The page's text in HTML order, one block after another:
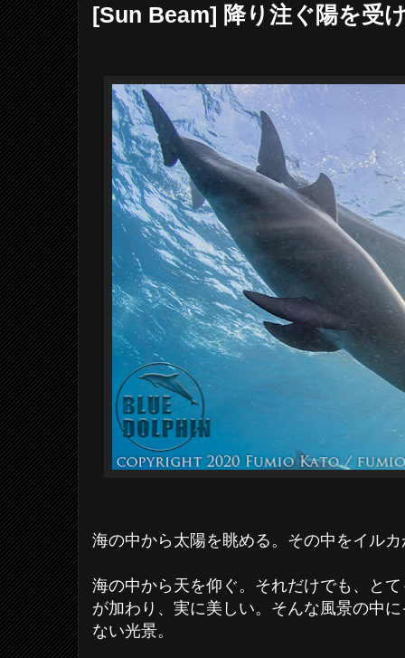
[Sun Beam] 降り注ぐ陽を受
海の中から太陽を眺める。その中をイル
海の中から天を仰ぐ。それだけでも、と
が加わり、実に美しい。そんな風景の中
ない光景。